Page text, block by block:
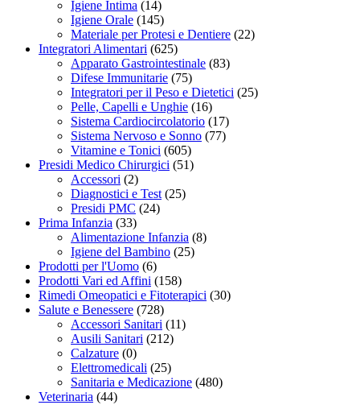
Igiene Intima (14)
Igiene Orale (145)
Materiale per Protesi e Dentiere (22)
Integratori Alimentari (625)
Apparato Gastrointestinale (83)
Difese Immunitarie (75)
Integratori per il Peso e Dietetici (25)
Pelle, Capelli e Unghie (16)
Sistema Cardiocircolatorio (17)
Sistema Nervoso e Sonno (77)
Vitamine e Tonici (605)
Presidi Medico Chirurgici (51)
Accessori (2)
Diagnostici e Test (25)
Presidi PMC (24)
Prima Infanzia (33)
Alimentazione Infanzia (8)
Igiene del Bambino (25)
Prodotti per l'Uomo (6)
Prodotti Vari ed Affini (158)
Rimedi Omeopatici e Fitoterapici (30)
Salute e Benessere (728)
Accessori Sanitari (11)
Ausili Sanitari (212)
Calzature (0)
Elettromedicali (25)
Sanitaria e Medicazione (480)
Veterinaria (44)